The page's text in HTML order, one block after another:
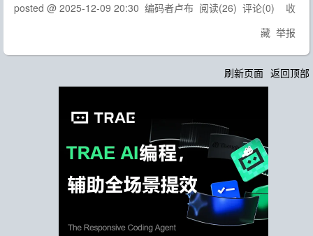
posted @ 2025-12-09 20:30 编码者卢布 阅读(26) 评论(0) 收
藏 举报
刷新页面 返回顶部